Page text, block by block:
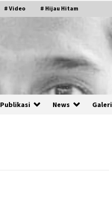
# Video # Hijau Hitam
Publikasi News Galeri